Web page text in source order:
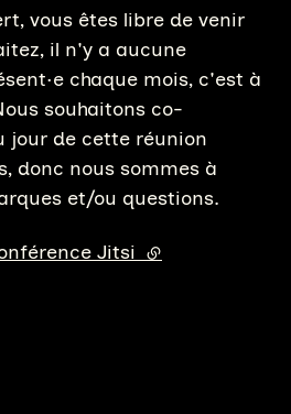
vous êtes libre de venir
il n'y a aucune
chaque mois, c'est à
souhaitons co-
jour de cette réunion
donc nous sommes à
et/ou questions.
Jitsi (lien externe)